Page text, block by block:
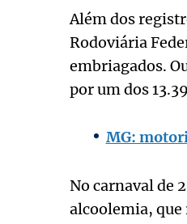
Além dos
Rodoviária
embriagados.
por um dos
MG:
No carnaval de
alcoolemia, que